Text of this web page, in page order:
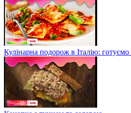
Кулінарна подорож в Італію: готуємо